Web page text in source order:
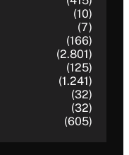
(10)
(7)
(166)
(2.801)
(125)
(1.241)
(32)
(32)
(605)